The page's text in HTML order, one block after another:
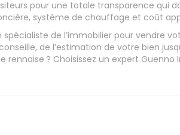
pour une totale transparence
système de chauffage et coût
de l’immobilier pour vendre
de l’estimation de votre bien
rennaise ? Choisissez un expert Guenno